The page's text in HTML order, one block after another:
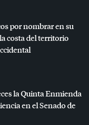
por nombrar en su
costa del territorio
la Quinta Enmienda
en el Senado de